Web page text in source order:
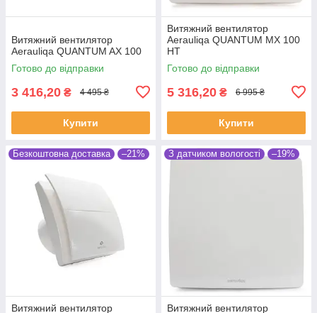
Витяжний вентилятор
Aerauliqa QUANTUM AX 100
Готово до відправки
3 416,20 ₴ 4 495 ₴
Купити
Витяжний вентилятор
Aerauliqa QUANTUM MX 100
HT
Готово до відправки
5 316,20 ₴ 6 995 ₴
Купити
Безкоштовна доставка –21%
Витяжний вентилятор
З датчиком вологості –19%
Витяжний вентилятор